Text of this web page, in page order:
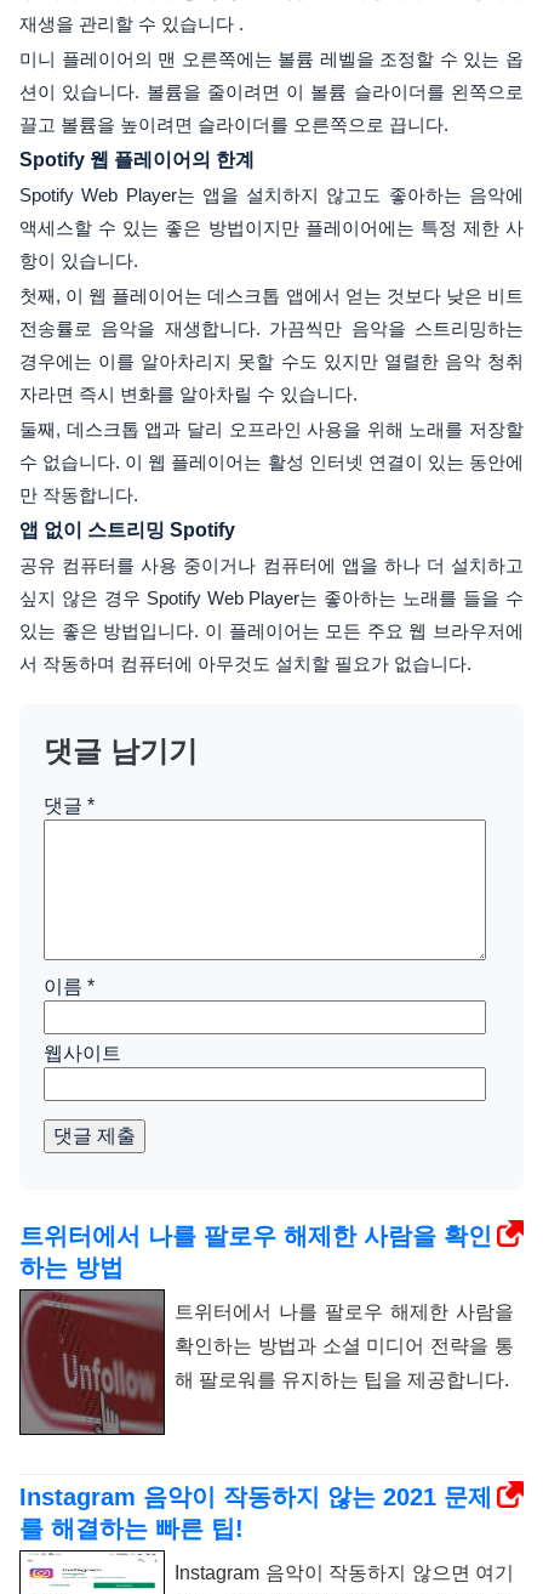
재생을 관리할 수 있습니다 .
미니 플레이어의 맨 오른쪽에는 볼륨 레벨을 조정할 수 있는 옵
션이 있습니다. 볼륨을 줄이려면 이 볼륨 슬라이더를 왼쪽으로
끌고 볼륨을 높이려면 슬라이더를 오른쪽으로 끕니다.
Spotify 웹 플레이어의 한계
Spotify Web Player는 앱을 설치하지 않고도 좋아하는 음악에
액세스할 수 있는 좋은 방법이지만 플레이어에는 특정 제한 사
항이 있습니다.
첫째, 이 웹 플레이어는 데스크톱 앱에서 얻는 것보다 낮은 비트
전송률로 음악을 재생합니다. 가끔씩만 음악을 스트리밍하는
경우에는 이를 알아차리지 못할 수도 있지만 열렬한 음악 청취
자라면 즉시 변화를 알아차릴 수 있습니다.
둘째, 데스크톱 앱과 달리 오프라인 사용을 위해 노래를 저장할
수 없습니다. 이 웹 플레이어는 활성 인터넷 연결이 있는 동안에
만 작동합니다.
앱 없이 스트리밍 Spotify
공유 컴퓨터를 사용 중이거나 컴퓨터에 앱을 하나 더 설치하고
싶지 않은 경우 Spotify Web Player는 좋아하는 노래를 들을 수
있는 좋은 방법입니다. 이 플레이어는 모든 주요 웹 브라우저에
서 작동하며 컴퓨터에 아무것도 설치할 필요가 없습니다.
댓글 남기기
댓글 *
이름 *
웹사이트
댓글 제출
트위터에서 나를 팔로우 해제한 사람을 확인
하는 방법
트위터에서 나를 팔로우 해제한 사람을
확인하는 방법과 소셜 미디어 전략을 통
해 팔로워를 유지하는 팁을 제공합니다.
Instagram 음악이 작동하지 않는 2021 문제
를 해결하는 빠른 팁!
Instagram 음악이 작동하지 않으면 여기